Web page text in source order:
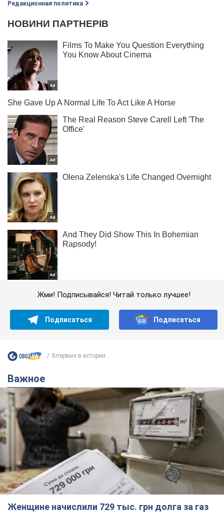
Редакционная политика
Жми! Подписывайся! Читай только лучшее!
Подписаться Подписаться
Впервые в истории...
Важное
Женщине начислили 729 тыс. грн долга за газ